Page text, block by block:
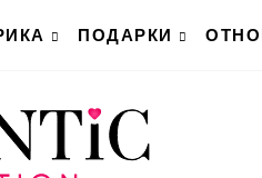
ПОДАРКИ